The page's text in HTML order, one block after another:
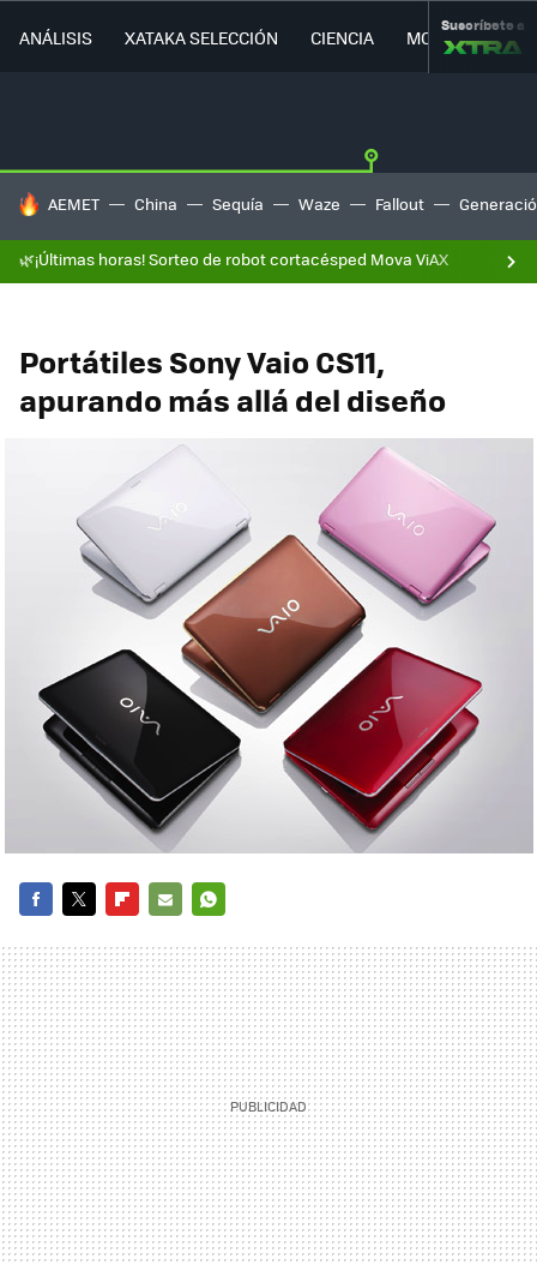
ANÁLISIS XATAKA SELECCIÓN CIENCIA MOVILIDAD
Suscríbete a
HOY SE HABLA DE
AEMET China Sequía Waze Fallout
🌿¡Últimas horas! Sorteo de robot cortacésped Mova ViAX
Portátiles Sony Vaio CS11,
apurando más allá del diseño
MAIL